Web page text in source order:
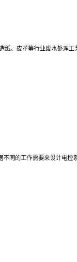
、皮革等行业废水处理
同的工作需要来设计电控